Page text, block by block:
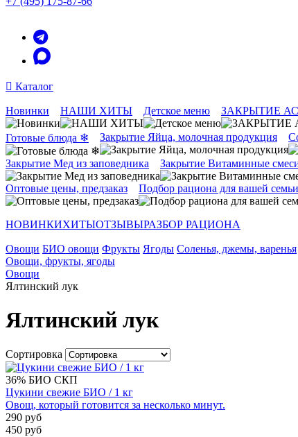
Каталог
Новинки НАШИ ХИТЫ Детское меню ЗАКРЫТИЕ
Готовые блюда ❄ Закрытие Яйца, молочная продукция
Закрытие Мед из заповедника Закрытие Витаминные
Оптовые цены, предзаказ Подбор рациона для вашей семьи
НОВИНКИХИТЫОТЗЫВЫРАЗБОР РАЦИОНА
Овощи БИО овощи Фрукты Ягоды Соленья, джемы, варенья
Овощи, фрукты, ягоды
Овощи
Ялтинский лук
Ялтинский лук
Сортировка
36% БИО СКП
Цукини свежие БИО / 1 кг
Овощ, который готовится за несколько минут.
290 руб
450 руб